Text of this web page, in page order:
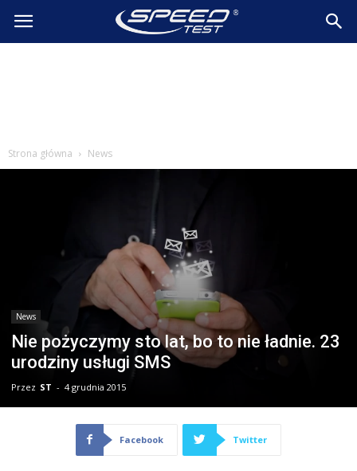
SpeedTest.pl
Strona główna News
News
Nie pożyczymy sto lat, bo to nie ładnie. 23
urodziny usługi SMS
Przez ST - 4 grudnia 2015
Facebook Twitter